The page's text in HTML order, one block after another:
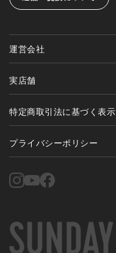
運営会社
実店舗
特定商取引法に基づく表示
プライバシーポリシー